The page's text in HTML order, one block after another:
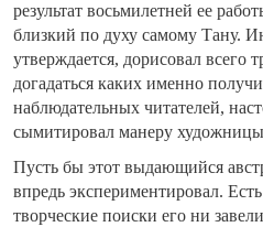
результат восьмилетней ее
близкий по духу самому Тану.
утверждается, дорисовал всего
догадаться каких именно
наблюдательных читателей,
сымитировал манеру
Пусть бы этот выдающийся
впредь экспериментировал.
творческие поиски его ни